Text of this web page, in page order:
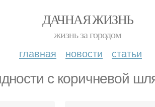
ДАЧНАЯ ЖИЗНЬ
жизнь за городом
главная новости статьи
с коричневой